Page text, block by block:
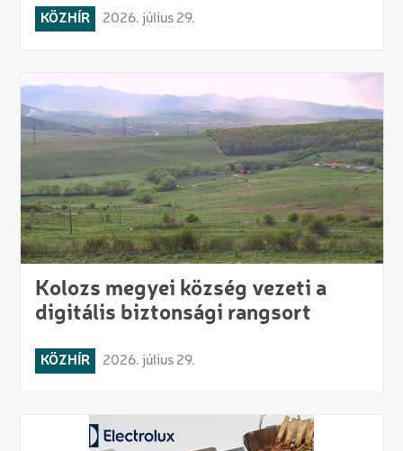
KÖZHÍR 2026. július 29.
Kolozs megyei község vezeti a
digitális biztonsági rangsort
KÖZHÍR 2026. július 29.